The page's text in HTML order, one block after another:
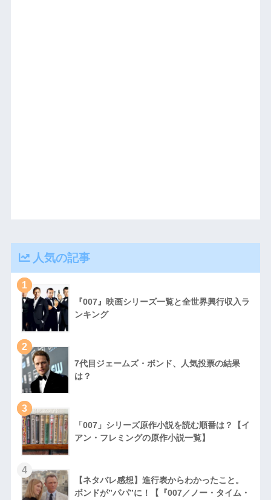
人気の記事
1
『007』映画シリーズ一覧と全世界興行収入ラ
ンキング
2
7代目ジェームズ・ボンド、人気投票の結果
は？
3
「007」シリーズ原作小説を読む順番は？【イ
アン・フレミングの原作小説一覧】
4
【ネタバレ感想】進行表からわかったこと。
ボンドが”パパ”に！【『007／ノー・タイム・